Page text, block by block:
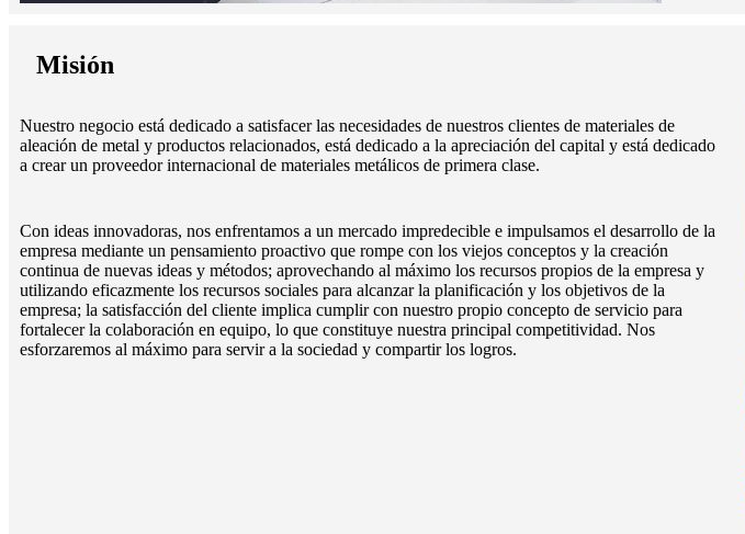
Misión
Nuestro negocio está dedicado a satisfacer las necesidades de nuestros clientes de materiales de
aleación de metal y productos relacionados, está dedicado a la apreciación del capital y está dedicado
a crear un proveedor internacional de materiales metálicos de primera clase.
Con ideas innovadoras, nos enfrentamos a un mercado impredecible e impulsamos el desarrollo de la
empresa mediante un pensamiento proactivo que rompe con los viejos conceptos y la creación
continua de nuevas ideas y métodos; aprovechando al máximo los recursos propios de la empresa y
utilizando eficazmente los recursos sociales para alcanzar la planificación y los objetivos de la
empresa; la satisfacción del cliente implica cumplir con nuestro propio concepto de servicio para
fortalecer la colaboración en equipo, lo que constituye nuestra principal competitividad. Nos
esforzaremos al máximo para servir a la sociedad y compartir los logros.